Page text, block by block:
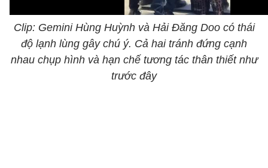
Clip: Gemini Hùng Huỳnh và Hải Đăng Doo có thái
độ lạnh lùng gây chú ý. Cả hai tránh đứng cạnh
nhau chụp hình và hạn chế tương tác thân thiết như
trước đây